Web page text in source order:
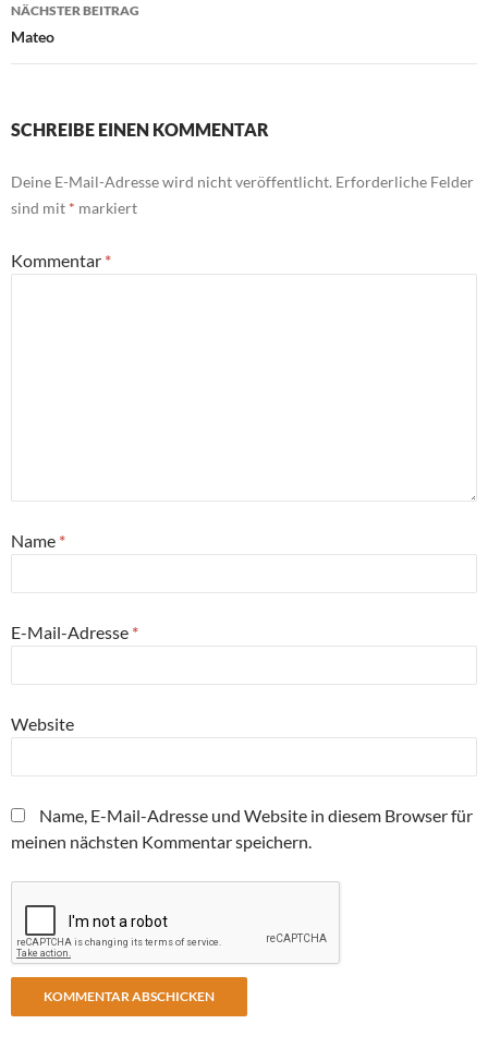
NÄCHSTER BEITRAG
Mateo
SCHREIBE EINEN KOMMENTAR
Deine E-Mail-Adresse wird nicht veröffentlicht. Erforderliche Felder
sind mit * markiert
Kommentar *
Name *
E-Mail-Adresse *
Website
Name, E-Mail-Adresse und Website in diesem Browser für
meinen nächsten Kommentar speichern.